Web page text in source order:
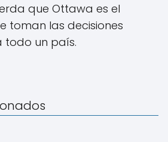
que Ottawa es el
toman las decisiones
un país.